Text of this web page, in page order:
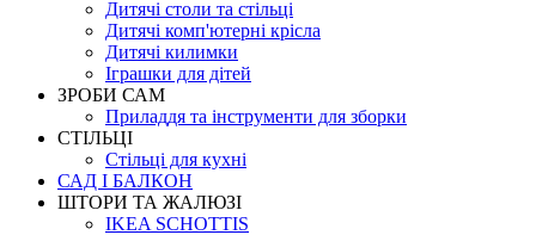
Дитячі столи та стільці
Дитячі комп'ютерні крісла
Дитячі килимки
Іграшки для дітей
ЗРОБИ САМ
Приладдя та інструменти для зборки
СТІЛЬЦІ
Стільці для кухні
САД І БАЛКОН
ШТОРИ ТА ЖАЛЮЗІ
IKEA SCHOTTIS